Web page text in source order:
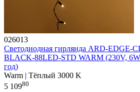
026013
Светодиодная гирлянда ARD-EDGE-
BLACK-88LED-STD WARM (230V,
год)
Warm | Тёплый 3000 K
5 10980